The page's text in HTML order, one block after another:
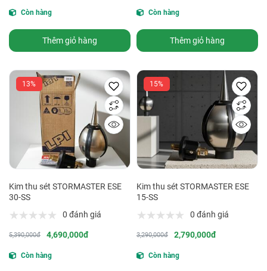
Còn hàng
Thêm giỏ hàng
Còn hàng
Thêm giỏ hàng
13%
Kim thu sét STORMASTER ESE
30-SS
0 đánh giá
5,390,000đ 4,690,000đ
Còn hàng
15%
Kim thu sét STORMASTER ESE
15-SS
0 đánh giá
3,290,000đ 2,790,000đ
Còn hàng